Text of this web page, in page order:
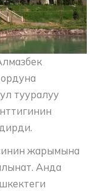
тууралуу
жарымына
Анда